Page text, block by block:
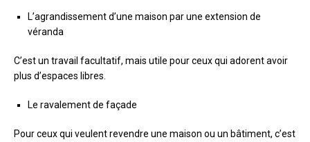
L’agrandissement d’une maison par une extension de
véranda
C’est un travail facultatif, mais utile pour ceux qui adorent avoir
plus d’espaces libres.
Le ravalement de façade
Pour ceux qui veulent revendre une maison ou un bâtiment, c’est